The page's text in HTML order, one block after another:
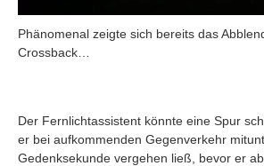
Phänomenal zeigte sich bereits das
Crossback…
Der Fernlichtassistent könnte eine Spur
er bei aufkommenden Gegenverkehr
Gedenksekunde vergehen ließ, bevor er